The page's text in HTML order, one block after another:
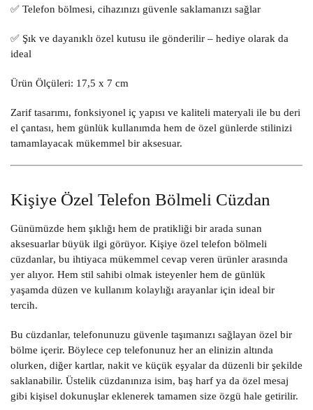
✅ Telefon bölmesi, cihazınızı güvenle saklamanızı sağlar
✅ Şık ve dayanıklı özel kutusu ile gönderilir – hediye olarak da
ideal
Ürün Ölçüleri: 17,5 x 7 cm
Zarif tasarımı, fonksiyonel iç yapısı ve kaliteli materyali ile bu deri
el çantası, hem günlük kullanımda hem de özel günlerde stilinizi
tamamlayacak mükemmel bir aksesuar.
Kişiye Özel Telefon Bölmeli Cüzdan
Günümüzde hem şıklığı hem de pratikliği bir arada sunan
aksesuarlar büyük ilgi görüyor. Kişiye özel telefon bölmeli
cüzdanlar, bu ihtiyaca mükemmel cevap veren ürünler arasında
yer alıyor. Hem stil sahibi olmak isteyenler hem de günlük
yaşamda düzen ve kullanım kolaylığı arayanlar için ideal bir
tercih.
Bu cüzdanlar, telefonunuzu güvenle taşımanızı sağlayan özel bir
bölme içerir. Böylece cep telefonunuz her an elinizin altında
olurken, diğer kartlar, nakit ve küçük eşyalar da düzenli bir şekilde
saklanabilir. Üstelik cüzdanınıza isim, baş harf ya da özel mesaj
gibi kişisel dokunuşlar eklenerek tamamen size özgü hale getirilir.